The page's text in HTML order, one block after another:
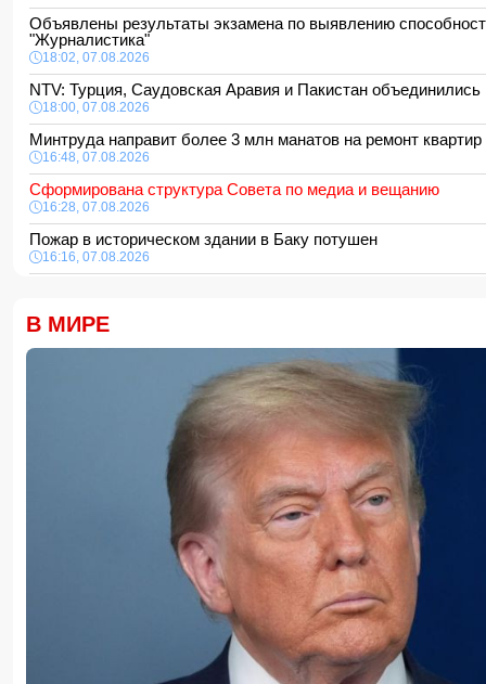
Объявлены результаты экзамена по выявлению
"Журналистика"
18:02, 07.08.2026
NTV: Турция, Саудовская Аравия и Пакистан
18:00, 07.08.2026
Минтруда направит более 3 млн манатов на ремонт
16:48, 07.08.2026
Сформирована структура Совета по медиа и вещанию
16:28, 07.08.2026
Пожар в историческом здании в Баку потушен
16:16, 07.08.2026
Еще одна женщина скончалась после эстетической
Алтай Байындыр продолжит карьеру в Ла Лиге
ВС РФ взяли под контроль Анискино в Харьковской
Кинолог развеял миф о собачьей обиде на хозяина
По делу Arzum 9999 назначена повторная комплексная
ЕС ввел новые санкции против России
В МИРЕ